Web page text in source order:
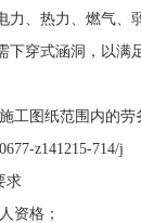
力、热力、燃气、
下穿式涵洞，以满
工图纸范围内的劳
z141215-714/j
求
资格；